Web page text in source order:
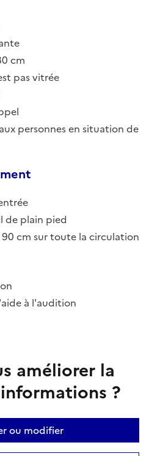
cm
pas vitrée
personnes en situation de
de plain pied
cm sur toute la circulation
à l'audition
améliorer la
?
ou modifier